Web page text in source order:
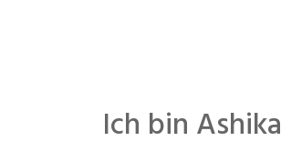
Ich bin Ashika